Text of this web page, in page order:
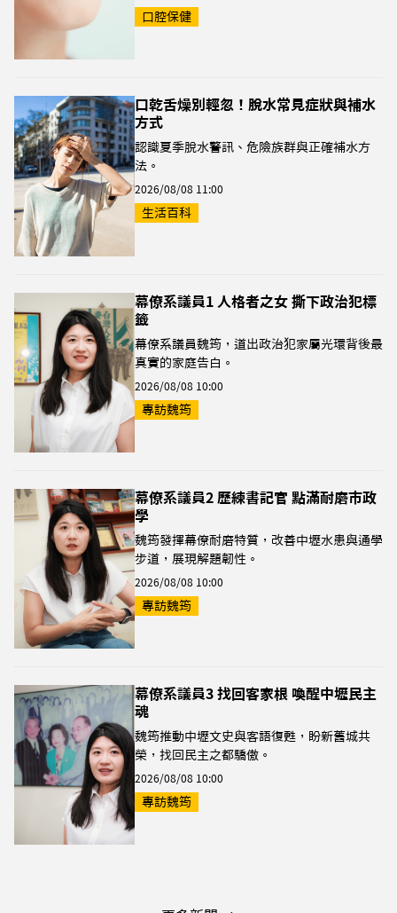
口腔保健
口乾舌燥別輕忽！脫水常見症狀與補水
方式
認識夏季脫水警訊、危險族群與正確補水方
法。
2026/08/08 11:00
生活百科
幕僚系議員1 人格者之女 撕下政治犯標
籤
幕僚系議員魏筠，道出政治犯家屬光環背後最
真實的家庭告白。
2026/08/08 10:00
專訪魏筠
幕僚系議員2 歷練書記官 點滿耐磨市政
學
魏筠發揮幕僚耐磨特質，改善中壢水患與通學
步道，展現解題韌性。
2026/08/08 10:00
專訪魏筠
幕僚系議員3 找回客家根 喚醒中壢民主
魂
魏筠推動中壢文史與客語復甦，盼新舊城共
榮，找回民主之都驕傲。
2026/08/08 10:00
專訪魏筠